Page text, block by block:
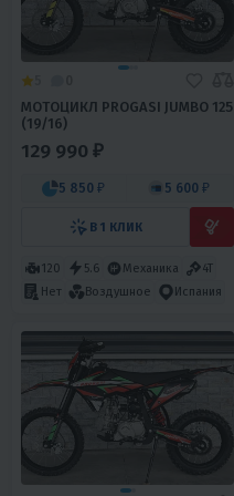
МОТОЦИКЛ PROGASI JUMBO 125
(19/16)
129 990 ₽
5 850 ₽ 5 600 ₽
В 1 КЛИК
120 5.6 Механика
4T
Нет
Воздушное Испания